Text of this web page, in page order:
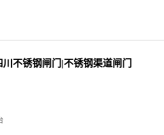
不锈钢闸门|不锈钢渠道闸门